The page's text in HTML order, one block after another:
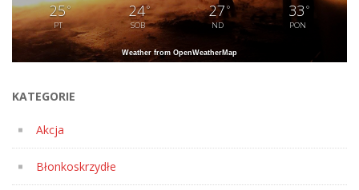
25°
PT
24°
SOB
27 °
ND
33 °
PON
Weather from OpenWeatherMap
KATEGORIE
Akcja
Błonkoskrzydłe